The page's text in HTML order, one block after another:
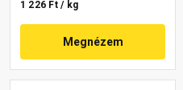
1 226 Ft / kg
Megnézem